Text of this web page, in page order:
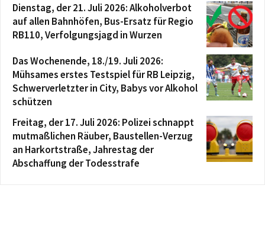
Dienstag, der 21. Juli 2026: Alkoholverbot
auf allen Bahnhöfen, Bus-Ersatz für Regio
RB110, Verfolgungsjagd in Wurzen
Das Wochenende, 18./19. Juli 2026:
Mühsames erstes Testspiel für RB Leipzig,
Schwerverletzter in City, Babys vor Alkohol
schützen
Freitag, der 17. Juli 2026: Polizei schnappt
mutmaßlichen Räuber, Baustellen-Verzug
an Harkortstraße, Jahrestag der
Abschaffung der Todesstrafe